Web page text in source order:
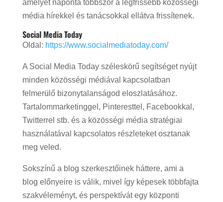
amelyet naponta többször a legfrissebb közösségi
média hírekkel és tanácsokkal ellátva frissítenek.
Social Media Today
Oldal: https://www.socialmediatoday.com/
A Social Media Today széleskörű segítséget nyújt
minden közösségi médiával kapcsolatban
felmerülő bizonytalanságod eloszlatásához.
Tartalommarketinggel, Pinteresttel, Facebookkal,
Twitterrel stb. és a közösségi média stratégiai
használatával kapcsolatos részleteket osztanak
meg veled.
Sokszínű a blog szerkesztőinek háttere, ami a
blog előnyeire is válik, mivel így képesek többfajta
szakvéleményt, és perspektívát egy központi